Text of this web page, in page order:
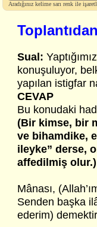
Aradığınız kelime sarı renk ile
Sual:
konuşuluyor,
yapılan istigfar
CEVAP
Bu konudaki
(Bir kimse, bir
ve bihamdike,
ileyke” derse,
affedilmiş olur.)
Mânası,
Senden başka
ederim)